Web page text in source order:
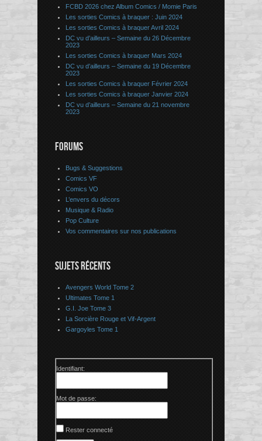
FCBD 2026 chez Album Comics / Momie Paris
Les sorties Comics à braquer : Juin 2024
Les sorties Comics à braquer Avril 2024
DC vu d’ailleurs – Semaine du 26 Décembre
2023
Les sorties Comics à braquer Mars 2024
DC vu d’ailleurs – Semaine du 19 Décembre
2023
Les sorties Comics à braquer Février 2024
Les sorties Comics à braquer Janvier 2024
DC vu d’ailleurs – Semaine du 21 novembre
2023
FORUMS
Bugs & Suggestions
Comics VF
Comics VO
L’envers du décors
Musique & Radio
Pop Culture
Vos commentaires sur nos publications
SUJETS RÉCENTS
Avengers World Tome 2
Ultimates Tome 1
G.I. Joe Tome 3
La Sorcière Rouge et Vif-Argent
Gargoyles Tome 1
Identifiant:
Mot de passe:
Rester connecté